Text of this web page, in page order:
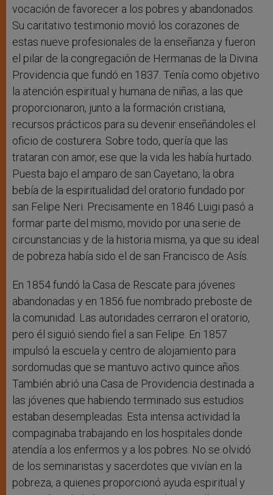
vocación de favorecer a los pobres y abandonados.
Su caritativo testimonio movió los corazones de
estas nueve profesionales de la enseñanza y fueron
el pilar de la congregación de Hermanas de la Divina
Providencia que fundó en 1837. Tenía como objetivo
la atención espiritual y humana de niñas, a las que
proporcionaron, junto a la formación cristiana,
recursos prácticos para su devenir enseñándoles el
oficio de costurera. Sobre todo, quería que las
trataran con amor, ese que la vida les había hurtado.
Puesta bajo el amparo de san Cayetano, la obra
bebía de la espiritualidad del oratorio fundado por
san Felipe Neri. Precisamente en 1846 Luigi pasó a
formar parte del mismo, movido por una serie de
circunstancias y de la historia misma, ya que su ideal
de pobreza había sido el de san Francisco de Asís.
En 1854 fundó la Casa de Rescate para jóvenes
abandonadas y en 1856 fue nombrado preboste de
la comunidad. Las autoridades cerraron el oratorio,
pero él siguió siendo fiel a san Felipe. En 1857
impulsó la escuela y centro de alojamiento para
sordomudas que se mantuvo activo quince años.
También abrió una Casa de Providencia destinada a
las jóvenes que habiendo terminado sus estudios
estaban desempleadas. Esta intensa actividad la
compaginaba trabajando en los hospitales donde
atendía a los enfermos y a los pobres. No se olvidó
de los seminaristas y sacerdotes que vivían en la
pobreza, a quienes proporcionó ayuda espiritual y